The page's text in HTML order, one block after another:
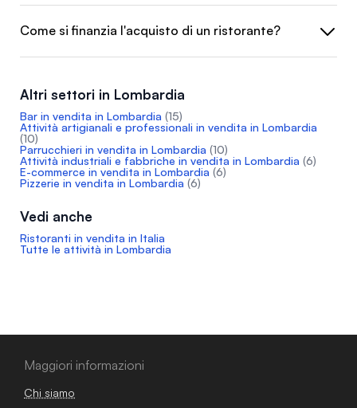
Come si finanzia l'acquisto di un ristorante?
Altri settori in Lombardia
Bar in vendita in Lombardia (15)
Attività artigianali e professionali in vendita in Lombardia
(10)
Parrucchieri in vendita in Lombardia (10)
Attività industriali e fabbriche in vendita in Lombardia (6)
E-commerce in vendita in Lombardia (6)
Pizzerie in vendita in Lombardia (6)
Vedi anche
Ristoranti in vendita in Italia
Tutte le attività in Lombardia
Maggiori informazioni
Chi siamo